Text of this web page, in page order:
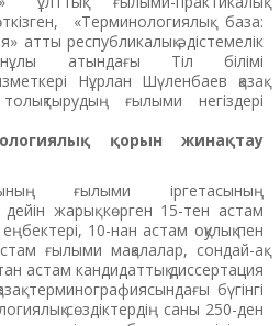
«Терминологиялық база:
атты республикалық әдістемелік
атындағы Тіл білімі
Нұрлан Шүленбаев қазақ
ғылыми негіздері
қорын жинақтау
ғылыми іргетасының
дейін жарық көрген 15-тен астам
10-нан астам оқулық пен
ғылыми мақалалар, сондай-ақ
астам кандидаттық диссертация
терминографиясындағы бүгінгі
сөздіктердің саны 250-ден